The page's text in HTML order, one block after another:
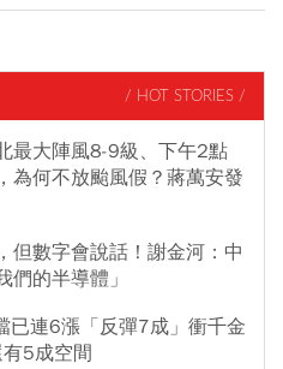
/ HOT STORIES /
最大陣風8-9級、下午2點
何不放颱風假？蔣萬安發
但數字會說話！謝金河：中
們的半導體」
已連6漲「反彈7成」衝千金
5成空間